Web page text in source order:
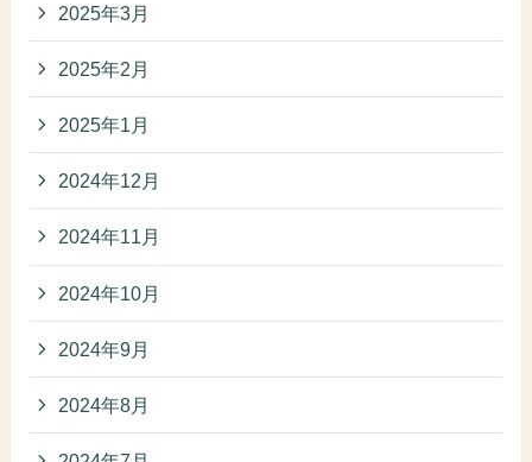
2025年3月
2025年2月
2025年1月
2024年12月
2024年11月
2024年10月
2024年9月
2024年8月